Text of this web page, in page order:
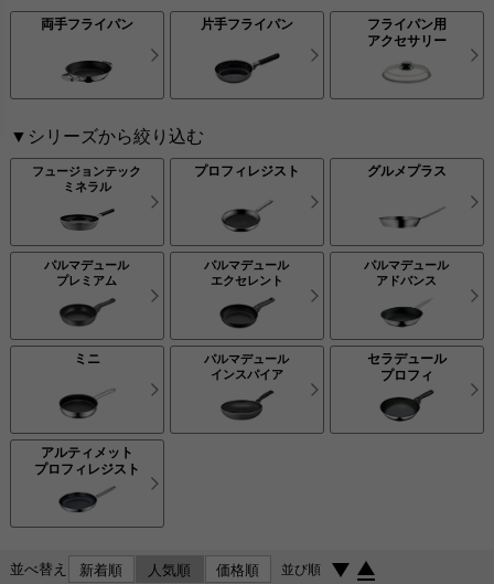
両手フライパン 片手フライパン
フライパン用
アクセサリー
▼シリーズから絞り込む
フュージョンテック
ミネラル
プロフィレジスト グルメプラス
パルマデュール
プレミアム
パルマデュール
エクセレント
パルマデュール
アドバンス
ミニ
パルマデュール
インスパイア
セラデュール
プロフィ
アルティメット
プロフィレジスト
並べ替え 新着順 人気順 価格順 並び順